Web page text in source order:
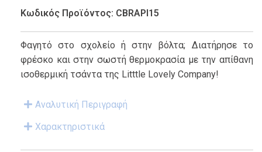
Κωδικός Προϊόντος: CBRAPI15
Φαγητό στο σχολείο ή στην βόλτα; Διατήρησε το
φρέσκο και στην σωστή θερμοκρασία με την απίθανη
ισοθερμική τσάντα της Litttle Lovely Company!
Αναλυτική Περιγραφή
Χαρακτηριστικά